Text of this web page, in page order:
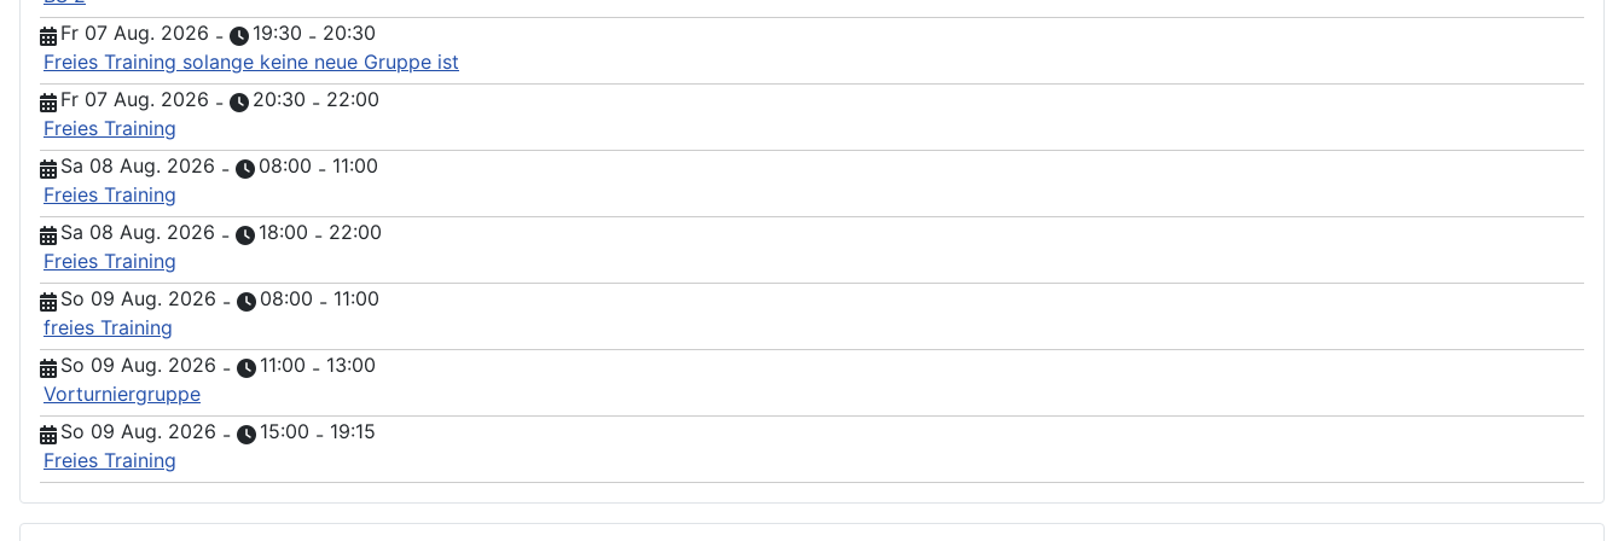
Fr 07 Aug. 2026 - 19:30 - 20:30
Freies Training solange keine neue Gruppe ist
Fr 07 Aug. 2026 - 20:30 - 22:00
Freies Training
Sa 08 Aug. 2026 - 08:00 - 11:00
Freies Training
Sa 08 Aug. 2026 - 18:00 - 22:00
Freies Training
So 09 Aug. 2026 - 08:00 - 11:00
freies Training
So 09 Aug. 2026 - 11:00 - 13:00
Vorturniergruppe
So 09 Aug. 2026 - 15:00 - 19:15
Freies Training